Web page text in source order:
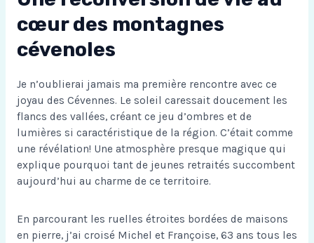
cœur des montagnes
cévenoles
Je n’oublierai jamais ma première rencontre avec ce
joyau des Cévennes. Le soleil caressait doucement les
flancs des vallées, créant ce jeu d’ombres et de
lumières si caractéristique de la région. C’était comme
une révélation! Une atmosphère presque magique qui
explique pourquoi tant de jeunes retraités succombent
aujourd’hui au charme de ce territoire.
En parcourant les ruelles étroites bordées de maisons
en pierre, j’ai croisé Michel et Françoise, 63 ans tous les